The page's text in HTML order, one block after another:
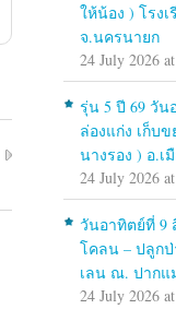
ให้น้อง ) โรง
จ.นครนายก
24 July 2026
รุ่น 5 ปี 69 วัน
ล่องแก่ง เก็บ
นางรอง ) อ.เ
24 July 2026
วันอาทิตย์ที่ 9
โคลน – ปลูก
เลน ณ. ปากแ
24 July 2026